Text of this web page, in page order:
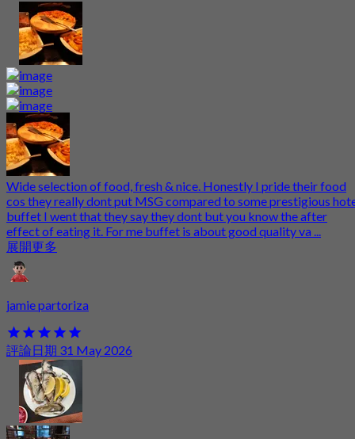
Wide selection of food, fresh & nice. Honestly I pride their food
cos they really dont put MSG compared to some prestigious
buffet I went that they say they dont but you know the after
effect of eating it. For me buffet is about good quality va ...
展開更多
jamie partoriza
評論日期 31 May 2026